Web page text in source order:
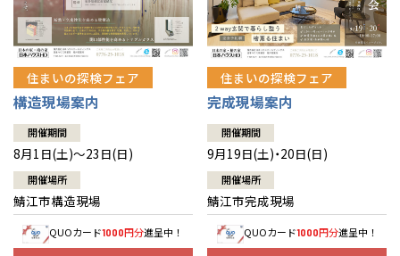
住まいの探検フェア
構造現場案内
開催期間
8月1日(土)～23日(日)
開催場所
鯖江市構造現場
QUOカード1000円分進呈中！
住まいの探検フェア
完成現場案内
開催期間
9月19日(土)・20日(日)
開催場所
鯖江市完成現場
QUOカード1000円分進呈中！